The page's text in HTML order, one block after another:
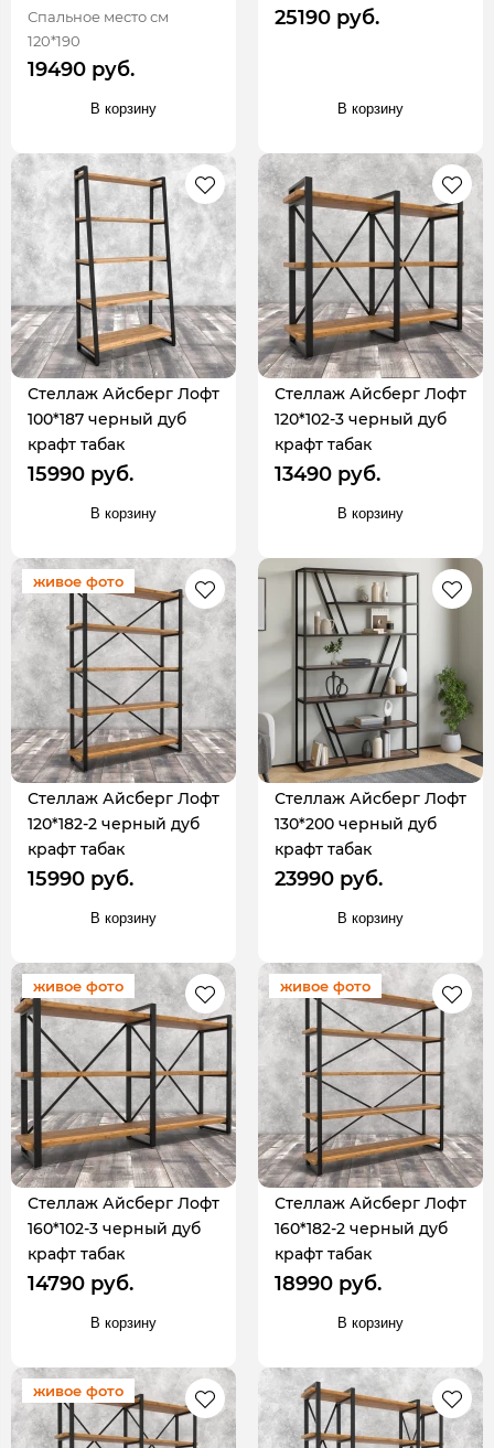
Спальное место см
120*190
19490 руб.
В корзину
25190 руб.
В корзину
Стеллаж Айсберг Лофт
100*187 черный дуб
крафт табак
15990 руб.
В корзину
Стеллаж Айсберг Лофт
120*102-3 черный дуб
крафт табак
13490 руб.
В корзину
живое фото
Стеллаж Айсберг Лофт
120*182-2 черный дуб
крафт табак
15990 руб.
В корзину
Стеллаж Айсберг Лофт
130*200 черный дуб
крафт табак
23990 руб.
В корзину
живое фото
Стеллаж Айсберг Лофт
160*102-3 черный дуб
крафт табак
14790 руб.
В корзину
живое фото
Стеллаж Айсберг Лофт
160*182-2 черный дуб
крафт табак
18990 руб.
В корзину
живое фото